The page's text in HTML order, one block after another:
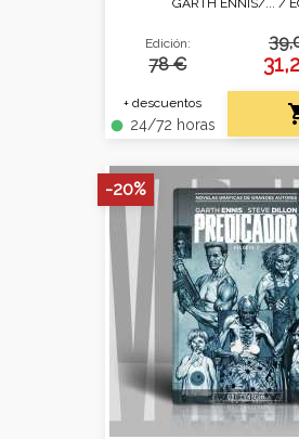
GARTH ENNIS/... /
Edición:
78 €
+ descuentos
fiber_manual_record 24/72 horas
-20%